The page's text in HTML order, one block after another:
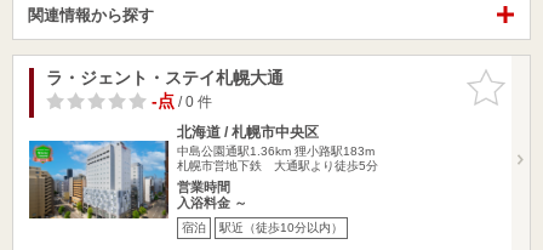
関連情報から探す
お気に入
りに追加
ラ・ジェント・ステイ札幌大通
-点/ 0 件
北海道 / 札幌市中央区
中島公園通駅1.36km 狸小路駅183m
札幌市営地下鉄 大通駅より徒歩5分
営業時間
入浴料金 ～
宿泊 駅近（徒歩10分以内）